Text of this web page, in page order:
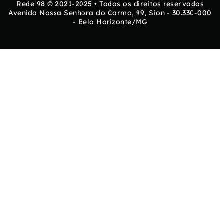
Rede 98 © 2021-2025 • Todos os direitos reservados
Avenida Nossa Senhora do Carmo, 99, Sion - 30.330-000
- Belo Horizonte/MG